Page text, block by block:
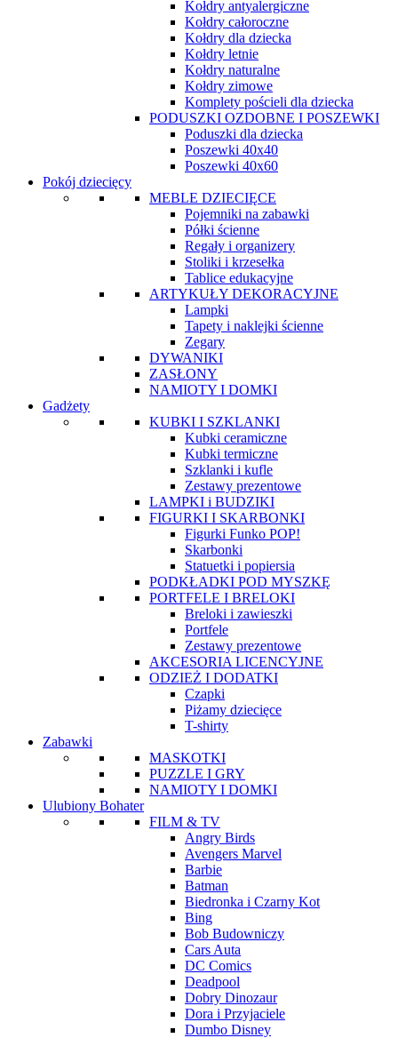
Kołdry antyalergiczne
Kołdry całoroczne
Kołdry dla dziecka
Kołdry letnie
Kołdry naturalne
Kołdry zimowe
Komplety pościeli dla dziecka
PODUSZKI OZDOBNE I POSZEWKI
Poduszki dla dziecka
Poszewki 40x40
Poszewki 40x60
Pokój dziecięcy
MEBLE DZIECIĘCE
Pojemniki na zabawki
Półki ścienne
Regały i organizery
Stoliki i krzesełka
Tablice edukacyjne
ARTYKUŁY DEKORACYJNE
Lampki
Tapety i naklejki ścienne
Zegary
DYWANIKI
ZASŁONY
NAMIOTY I DOMKI
Gadżety
KUBKI I SZKLANKI
Kubki ceramiczne
Kubki termiczne
Szklanki i kufle
Zestawy prezentowe
LAMPKI i BUDZIKI
FIGURKI I SKARBONKI
Figurki Funko POP!
Skarbonki
Statuetki i popiersia
PODKŁADKI POD MYSZKĘ
PORTFELE I BRELOKI
Breloki i zawieszki
Portfele
Zestawy prezentowe
AKCESORIA LICENCYJNE
ODZIEŻ I DODATKI
Czapki
Piżamy dziecięce
T-shirty
Zabawki
MASKOTKI
PUZZLE I GRY
NAMIOTY I DOMKI
Ulubiony Bohater
FILM & TV
Angry Birds
Avengers Marvel
Barbie
Batman
Biedronka i Czarny Kot
Bing
Bob Budowniczy
Cars Auta
DC Comics
Deadpool
Dobry Dinozaur
Dora i Przyjaciele
Dumbo Disney